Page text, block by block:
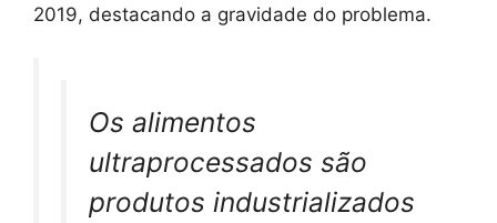
2019, destacando a gravidade do problema.
Os alimentos
ultraprocessados são
produtos industrializados